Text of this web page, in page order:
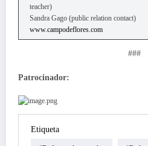
teacher)
Sandra Gago (public relation contact)
www.campodeflores.com
###
Patrocinador:
Etiqueta